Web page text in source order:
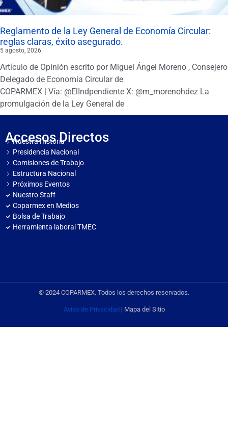
Reglamento de la Ley General de Economía Circular:
reglas claras, éxito asegurado.
5 agosto, 2026
Artículo de Opinión escrito por Miguel Ángel Moreno , Consejero
Delegado de Economía Circular de
COPARMEX | Vía: @ElIndpendiente X: @m_morenohdez La
promulgación de la Ley General de
Accesos Directos
Nuestra Historia
Presidencia Nacional
Comisiones de Trabajo
Estructura Nacional
Próximos Eventos
Nuestro Staff
Coparmex en Medios
Bolsa de Trabajo
Herramienta laboral TMEC
© 2024 COPARMEX. Todos los derechos reservados.
Aviso de Privacidad | Mapa del Sitio